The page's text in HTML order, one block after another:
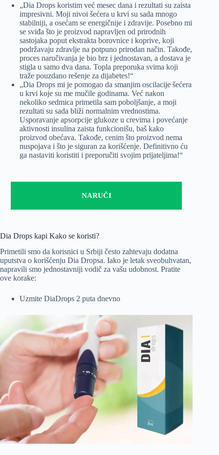
„Dia Drops koristim već mesec dana i rezultati su zaista
impresivni. Moji nivoi šećera u krvi su sada mnogo
stabilniji, a osećam se energičnije i zdravije. Posebno mi
se sviđa što je proizvod napravljen od prirodnih
sastojaka poput ekstrakta borovnice i koprive, koji
podržavaju zdravlje na potpuno prirodan način. Takođe,
proces naručivanja je bio brz i jednostavan, a dostava je
stigla u samo dva dana. Topla preporuka svima koji
traže pouzdano rešenje za dijabetes!“
„Dia Drops mi je pomogao da smanjim oscilacije šećera
u krvi koje su me mučile godinama. Već nakon
nekoliko sedmica primetila sam poboljšanje, a moji
rezultati su sada bliži normalnim vrednostima.
Usporavanje apsorpcije glukoze u crevima i povećanje
aktivnosti insulina zaista funkcionišu, baš kako
proizvod obećava. Takođe, cenim što proizvod nema
nuspojava i što je siguran za korišćenje. Definitivno ću
ga nastaviti koristiti i preporučiti svojim prijateljima!“
NARUČI
Dia Drops kapi Kako se koristi?
Primetili smo da korisnici u Srbiji često zahtevaju dodatna
uputstva o korišćenju Dia Dropsa. Iako je letak sveobuhvatan,
napravili smo jednostavniji vodič za vašu udobnost. Pratite
ove korake:
Uzmite DiaDrops 2 puta dnevno